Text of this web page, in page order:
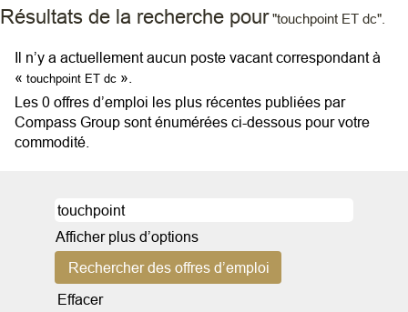
Résultats de la recherche pour"touchpoint ET dc".
Il n’y a actuellement aucun poste vacant correspondant à
« touchpoint ET dc ».
Les 0 offres d’emploi les plus récentes publiées par
Compass Group sont énumérées ci-dessous pour votre
commodité.
Afficher plus d’options
Effacer